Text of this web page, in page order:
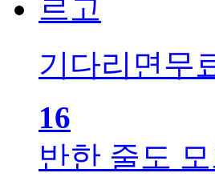
기다리면무
16
반한 줄도